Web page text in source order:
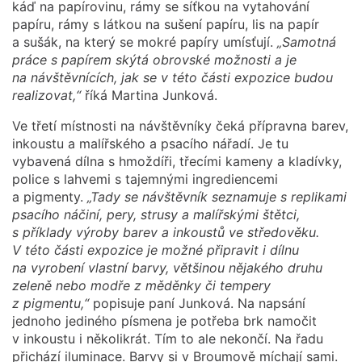
káď na papírovinu, rámy se síťkou na vytahování
papíru, rámy s látkou na sušení papíru, lis na papír
a sušák, na který se mokré papíry umísťují. „Samotná
práce s papírem skýtá obrovské možnosti a je
na návštěvnících, jak se v této části expozice budou
realizovat,“ říká Martina Junková.
Ve třetí místnosti na návštěvníky čeká přípravna barev,
inkoustu a malířského a psacího nářadí. Je tu
vybavená dílna s hmoždíři, třecími kameny a kladívky,
police s lahvemi s tajemnými ingrediencemi
a pigmenty. „Tady se návštěvník seznamuje s replikami
psacího náčiní, pery, strusy a malířskými štětci,
s příklady výroby barev a inkoustů ve středověku.
V této části expozice je možné připravit i dílnu
na vyrobení vlastní barvy, většinou nějakého druhu
zeleně nebo modře z měděnky či tempery
z pigmentu,“ popisuje paní Junková. Na napsání
jednoho jediného písmena je potřeba brk namočit
v inkoustu i několikrát. Tím to ale nekončí. Na řadu
přichází iluminace. Barvy si v Broumově míchají sami.